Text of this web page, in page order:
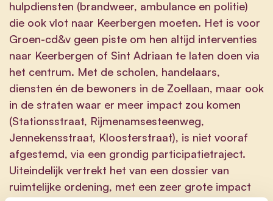
hulpdiensten (brandweer, ambulance en politie)
die ook vlot naar Keerbergen moeten. Het is voor
Groen-cd&v geen piste om hen altijd interventies
naar Keerbergen of Sint Adriaan te laten doen via
het centrum. Met de scholen, handelaars,
diensten én de bewoners in de Zoellaan, maar ook
in de straten waar er meer impact zou komen
(Stationsstraat, Rijmenamsesteenweg,
Jennekensstraat, Kloosterstraat), is niet vooraf
afgestemd, via een grondig participatietraject.
Uiteindelijk vertrekt het van een dossier van
ruimtelijke ordening, met een zeer grote impact